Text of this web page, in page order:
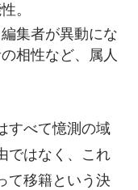
。
集者が異動にな
相性など、属人
すべて憶測の域
ではなく、これ
て移籍という決